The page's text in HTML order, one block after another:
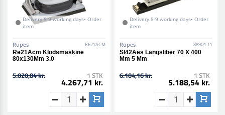
Delivery 8-9 working days• Order
item
Rupes RE21ACM
Re21Acm Klodsmaskine
80x130Mm 3.0
5.020,84 kr. 1 STK
4.267,71 kr.
Delivery 8-9 working days• Order
item
Rupes 88904-11
Sl42Aes Langsliber 70 X 400
Mm 5 Mm
6.104,16 kr. 1 STK
5.188,54 kr.